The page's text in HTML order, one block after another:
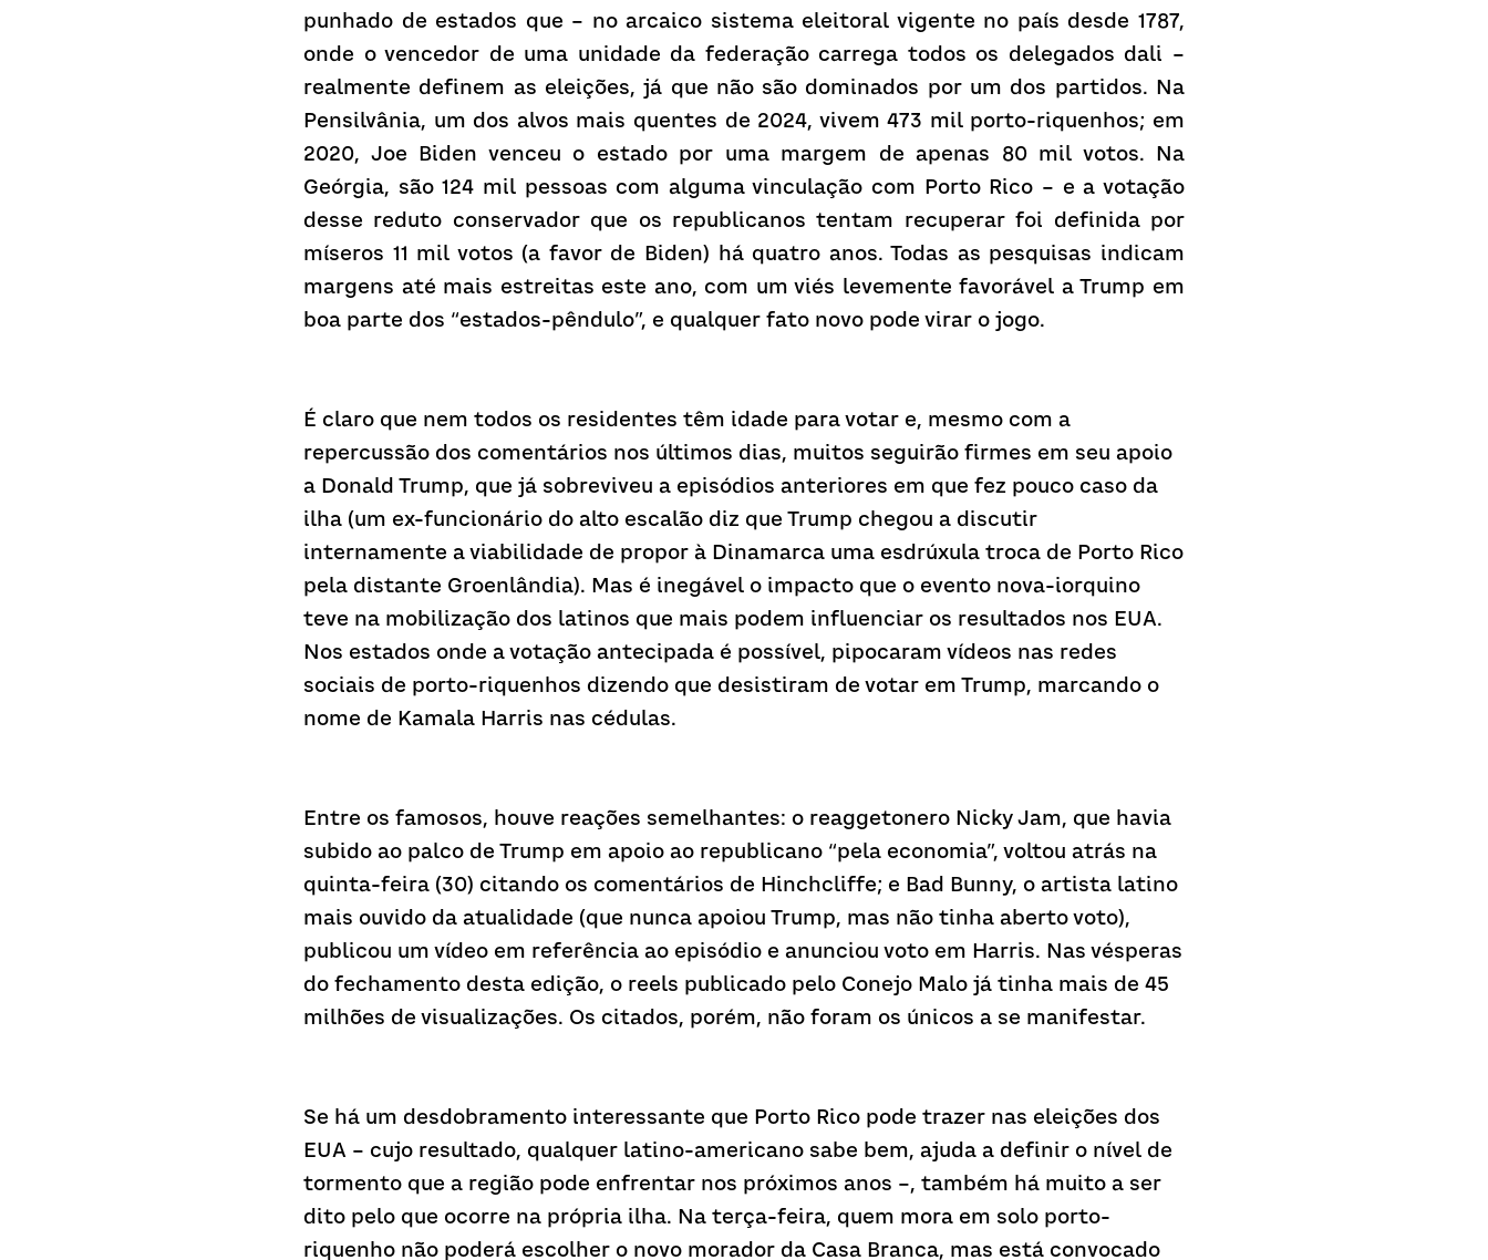
punhado de estados que – no arcaico sistema eleitoral vigente no país desde 1787,
onde o vencedor de uma unidade da federação carrega todos os delegados dali –
realmente definem as eleições, já que não são dominados por um dos partidos. Na
Pensilvânia, um dos alvos mais quentes de 2024, vivem 473 mil porto-riquenhos; em
2020, Joe Biden venceu o estado por uma margem de apenas 80 mil votos. Na
Geórgia, são 124 mil pessoas com alguma vinculação com Porto Rico – e a votação
desse reduto conservador que os republicanos tentam recuperar foi definida por
míseros 11 mil votos (a favor de Biden) há quatro anos. Todas as pesquisas indicam
margens até mais estreitas este ano, com um viés levemente favorável a Trump em
boa parte dos “estados-pêndulo”, e qualquer fato novo pode virar o jogo.
É claro que nem todos os residentes têm idade para votar e, mesmo com a
repercussão dos comentários nos últimos dias, muitos seguirão firmes em seu apoio
a Donald Trump, que já sobreviveu a episódios anteriores em que fez pouco caso da
ilha (um ex-funcionário do alto escalão diz que Trump chegou a discutir
internamente a viabilidade de propor à Dinamarca uma esdrúxula troca de Porto Rico
pela distante Groenlândia). Mas é inegável o impacto que o evento nova-iorquino
teve na mobilização dos latinos que mais podem influenciar os resultados nos EUA.
Nos estados onde a votação antecipada é possível, pipocaram vídeos nas redes
sociais de porto-riquenhos dizendo que desistiram de votar em Trump, marcando o
nome de Kamala Harris nas cédulas.
Entre os famosos, houve reações semelhantes: o reaggetonero Nicky Jam, que havia
subido ao palco de Trump em apoio ao republicano “pela economia”, voltou atrás na
quinta-feira (30) citando os comentários de Hinchcliffe; e Bad Bunny, o artista latino
mais ouvido da atualidade (que nunca apoiou Trump, mas não tinha aberto voto),
publicou um vídeo em referência ao episódio e anunciou voto em Harris. Nas vésperas
do fechamento desta edição, o reels publicado pelo Conejo Malo já tinha mais de 45
milhões de visualizações. Os citados, porém, não foram os únicos a se manifestar.
Se há um desdobramento interessante que Porto Rico pode trazer nas eleições dos
EUA – cujo resultado, qualquer latino-americano sabe bem, ajuda a definir o nível de
tormento que a região pode enfrentar nos próximos anos –, também há muito a ser
dito pelo que ocorre na própria ilha. Na terça-feira, quem mora em solo porto-
riquenho não poderá escolher o novo morador da Casa Branca, mas está convocado